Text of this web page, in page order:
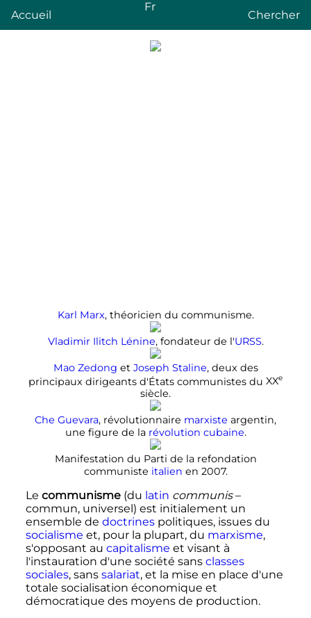
Accueil
Fr
Chercher
Karl Marx, théoricien du communisme.
Vladimir Ilitch Lénine, fondateur de l'URSS.
Mao Zedong et Joseph Staline, deux des
principaux dirigeants d'États communistes du XXe
siècle.
Che Guevara, révolutionnaire marxiste argentin,
une figure de la révolution cubaine.
Manifestation du Parti de la refondation
communiste italien en 2007.
Le communisme(du latin communis–
commun, universel) est initialement un
ensemble de doctrinespolitiques, issues du
socialisme et, pour la plupart, du marxisme,
s'opposant au capitalisme et visant à
l'instauration d'une société sans classes
sociales, sans salariat, et la mise en place d'une
totale socialisation économique et
démocratique des moyens de production.